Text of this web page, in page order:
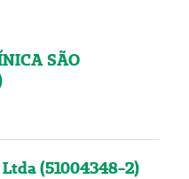
SÃO
(51004348-2)